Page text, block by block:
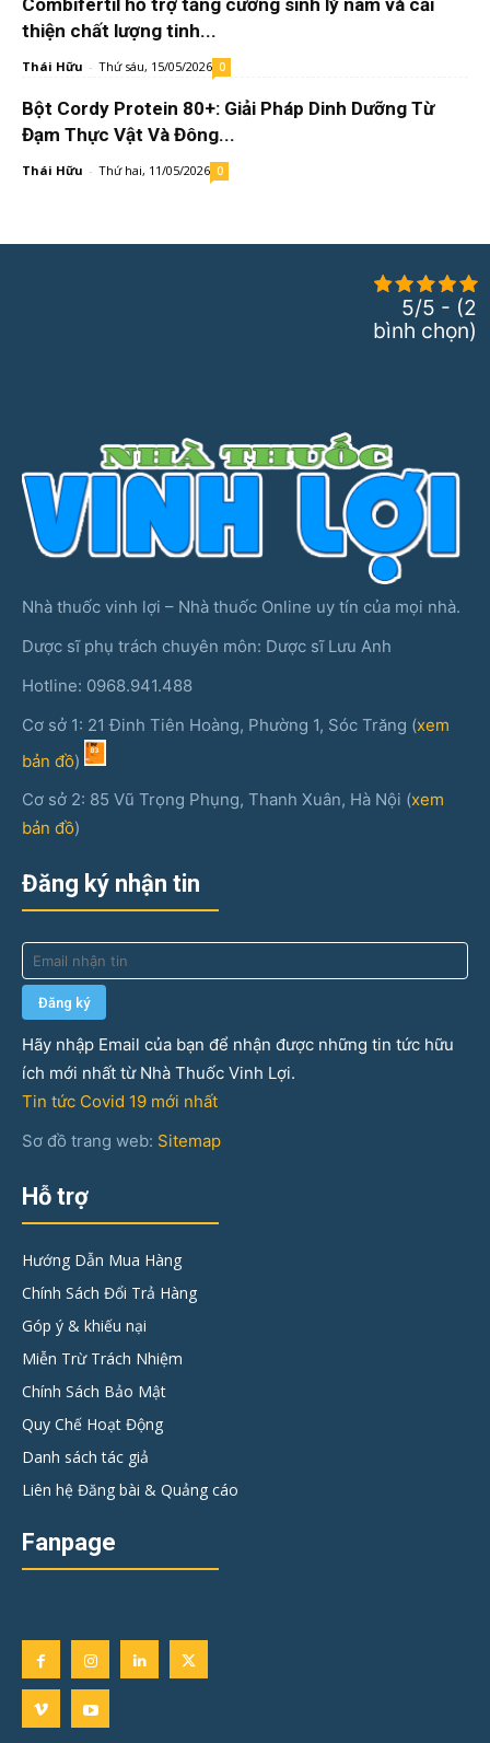
thiện chất lượng tinh...
Thái Hữu - Thứ sáu, 15/05/2026 0
Bột Cordy Protein 80+: Giải Pháp Dinh Dưỡng Từ
Đạm Thực Vật Và Đông...
Thái Hữu - Thứ hai, 11/05/2026 0
5/5 - (2
bình chọn)
Nhà thuốc vinh lợi – Nhà thuốc Online uy tín của mọi nhà.
Dược sĩ phụ trách chuyên môn: Dược sĩ Lưu Anh
Hotline: 0968.941.488
Cơ sở 1: 21 Đinh Tiên Hoàng, Phường 1, Sóc Trăng (xem
bản đồ)
Cơ sở 2: 85 Vũ Trọng Phụng, Thanh Xuân, Hà Nội (xem
bản đồ)
Đăng ký nhận tin
Hãy nhập Email của bạn để nhận được những tin tức hữu
ích mới nhất từ Nhà Thuốc Vinh Lợi.
Tin tức Covid 19 mới nhất
Sơ đồ trang web: Sitemap
Hỗ trợ
Hướng Dẫn Mua Hàng
Chính Sách Đổi Trả Hàng
Góp ý & khiếu nại
Miễn Trừ Trách Nhiệm
Chính Sách Bảo Mật
Quy Chế Hoạt Động
Danh sách tác giả
Liên hệ Đăng bài & Quảng cáo
Fanpage